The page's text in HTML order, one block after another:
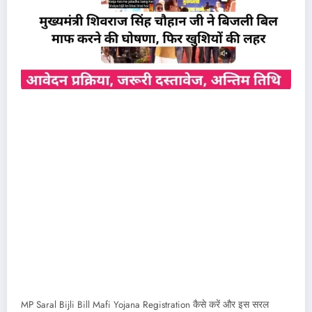
MP Saral Bijli Bill Mafi Yojana Registration कैसे करें और इस सरल